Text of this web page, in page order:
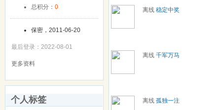
总积分： 0
保密，2011-06-20
最后登录：2022-08-01
更多资料
个人标签
离线 稳定中奖
离线 千军万马
离线 孤独一注